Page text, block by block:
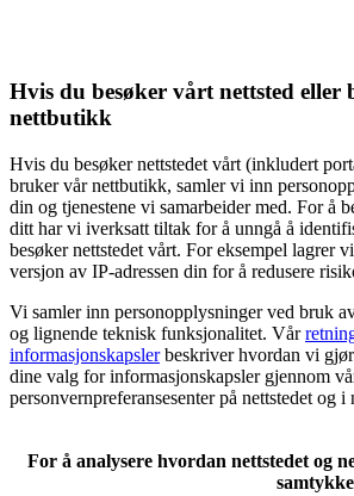
Hvis du besøker vårt nettsted eller
nettbutikk
Hvis du besøker nettstedet vårt (inkludert
bruker vår nettbutikk, samler vi inn
din og tjenestene vi samarbeider med. For å
ditt har vi iverksatt tiltak for å unngå å
besøker nettstedet vårt. For eksempel lagrer
versjon av IP-adressen din for å redusere
Vi samler inn personopplysninger ved bruk
og lignende teknisk funksjonalitet. Vår
informasjonskapslerbeskriver hvordan vi
dine valg for informasjonskapsler gjennom
personvernpreferansesenter på nettstedet og i
For å analysere hvordan nettstedet og